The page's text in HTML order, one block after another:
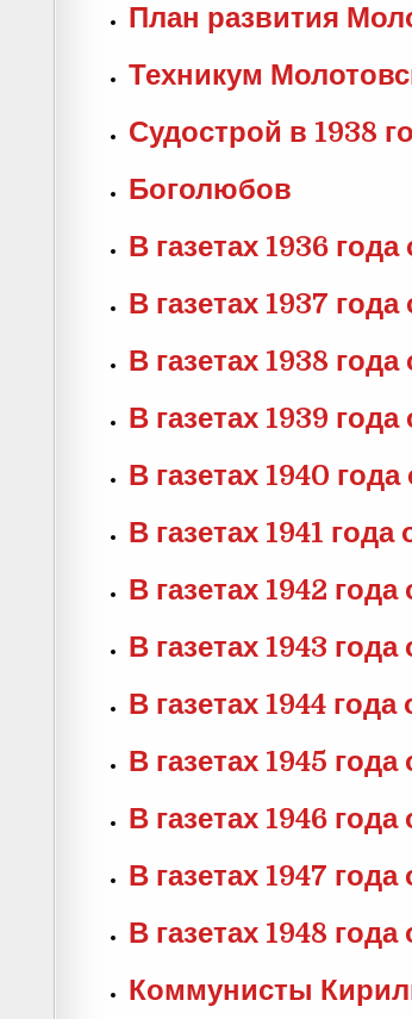
План развития
Техникум
Судострой в 1938
Боголюбов
В газетах 1936
В газетах 1937
В газетах 1938
В газетах 1939
В газетах 1940
В газетах 1941
В газетах 1942
В газетах 1943
В газетах 1944
В газетах 1945
В газетах 1946
В газетах 1947
В газетах 1948
Коммунисты